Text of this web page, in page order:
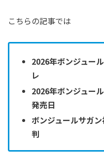
こちらの記事では
2026年ボンジュー
レ
2026年ボンジュー
発売日
ボンジュールサガ
判